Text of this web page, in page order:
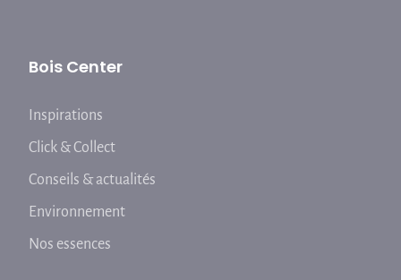
Bois Center
Inspirations
Click & Collect
Conseils & actualités
Environnement
Nos essences